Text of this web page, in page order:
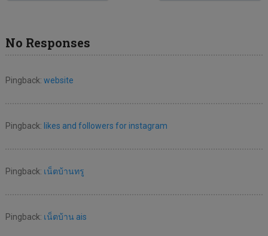
No Responses
Pingback: website
Pingback: likes and followers for instagram
Pingback: เน็ตบ้านทรู
Pingback: เน็ตบ้าน ais